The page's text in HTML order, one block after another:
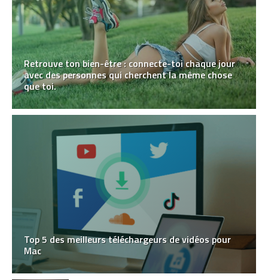
Retrouve ton bien-être : connecte-toi chaque jour
avec des personnes qui cherchent la même chose
que toi.
Top 5 des meilleurs téléchargeurs de vidéos pour
Mac